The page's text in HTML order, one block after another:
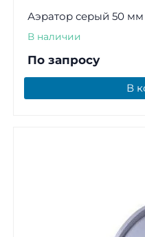
Аэратор серый 50 мм
В наличии
По запросу
В